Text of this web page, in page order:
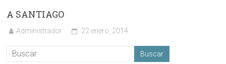
A SANTIAGO
Administrador 22 enero, 2014